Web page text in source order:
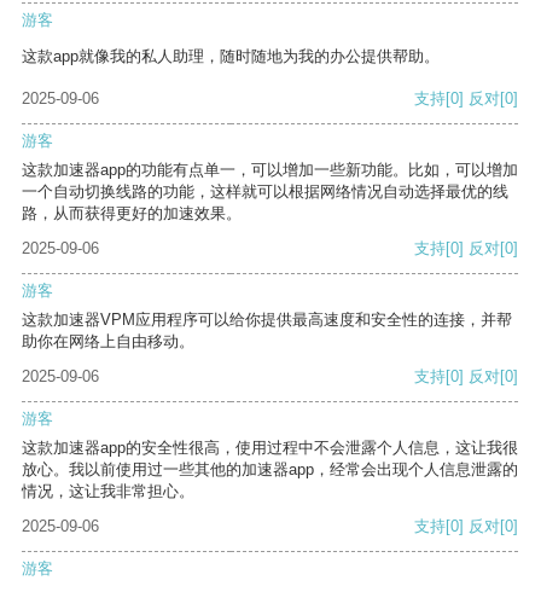
游客
这款app就像我的私人助理，随时随地为我的办公提供帮助。
2025-09-06 支持[0] 反对[0]
游客
这款加速器app的功能有点单一，可以增加一些新功能。比如，可以增加
一个自动切换线路的功能，这样就可以根据网络情况自动选择最优的线
路，从而获得更好的加速效果。
2025-09-06
支持[0] 反对[0]
游客
这款加速器VPM应用程序可以给你提供最高速度和安全性的连接，并帮
助你在网络上自由移动。
2025-09-06
支持[0] 反对[0]
游客
这款加速器app的安全性很高，使用过程中不会泄露个人信息，这让我很
放心。我以前使用过一些其他的加速器app，经常会出现个人信息泄露的
情况，这让我非常担心。
2025-09-06
支持[0] 反对[0]
游客